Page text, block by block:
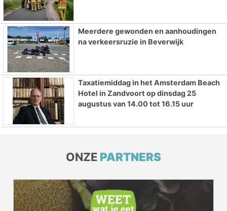
Meerdere gewonden en aanhoudingen
na verkeersruzie in Beverwijk
Taxatiemiddag in het Amsterdam Beach
Hotel in Zandvoort op dinsdag 25
augustus van 14.00 tot 16.15 uur
ONZE PARTNERS